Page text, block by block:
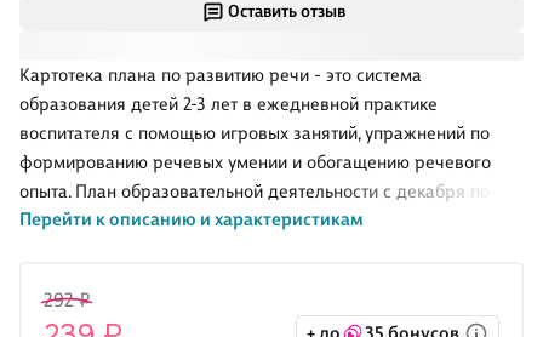
Оставить отзыв
Картотека плана по развитию речи - это система
образования детей 2-3 лет в ежедневной практике
воспитателя с помощью игровых занятий, упражнений по
формированию речевых умении и обогащению речевого
опыта. План образовательной деятельности с декабря по
февраль. В комплекте 12 тематических карт-планов.
Перейти к описанию и характеристикам
292 ₽